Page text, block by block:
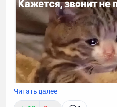
Читать далее